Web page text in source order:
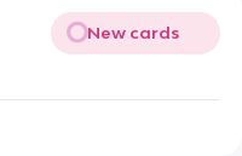
New cards